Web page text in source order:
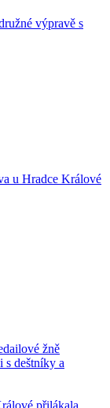
výpravě s
u Hradce Králové
žně
s deštníky a